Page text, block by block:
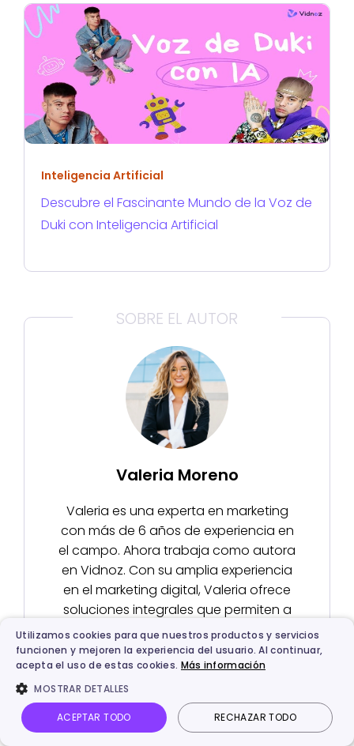
Inteligencia Artificial
Descubre el Fascinante Mundo de la Voz de
Duki con Inteligencia Artificial
SOBRE EL AUTOR
Valeria Moreno
Valeria es una experta en marketing
con más de 6 años de experiencia en
el campo. Ahora trabaja como autora
en Vidnoz. Con su amplia experiencia
en el marketing digital, Valeria ofrece
soluciones integrales que permiten a
las empresas crear y distribuir
contenido de vídeo de alta calidad
para destacarse en un mercado cada
vez más competitivo.
Utilizamos cookies para que nuestros productos y servicios
funcionen y mejoren la experiencia del usuario. Al continuar,
acepta el uso de estas cookies. Más información
MOSTRAR DETALLES
ACEPTAR TODO RECHAZAR TODO